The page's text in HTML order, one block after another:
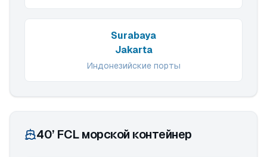
Surabaya
Jakarta
Индонезийские порты
40’ FCL морской контейнер